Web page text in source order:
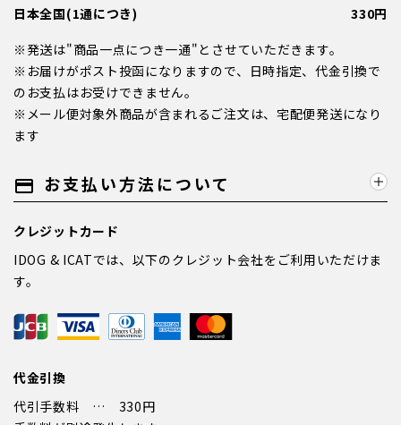
日本全国(1通につき)
330円
※発送は"商品一点につき一通"とさせていただきます。
※お届けがポスト投函になりますので、日時指定、代金引換で
のお支払はお受けできません。
※メール便対象外商品が含まれるご注文は、宅配便発送になり
ます
payment お支払い方法について
クレジットカード
IDOG & ICATでは、以下のクレジット会社をご利用いただけま
す。
代金引換
代引手数料 … 330円